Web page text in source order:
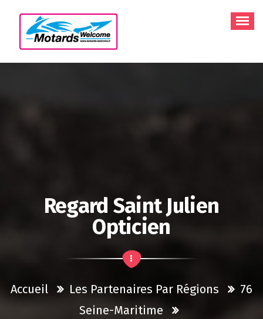
contenu
Regard Saint Julien
Opticien
Accueil Les Partenaires Par Régions
76
Seine-Maritime